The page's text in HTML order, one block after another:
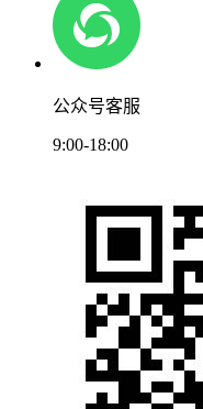
公众号客服
9:00-18:00